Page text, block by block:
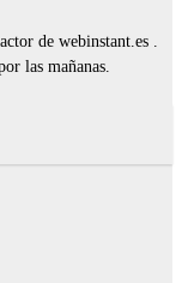
de webinstant.es .
las mañanas.